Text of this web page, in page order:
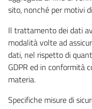
sito, nonché per motivi
Il trattamento dei dati
modalità volte ad
dati, nel rispetto di
GDPR ed in conformità
materia.
Specifiche misure di